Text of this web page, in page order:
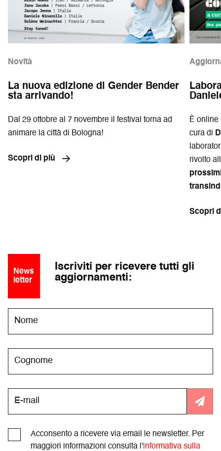
Novità
La nuova edizione di Gender Bender
sta arrivando!
Dal 29 ottobre al 7 novembre il festival torna ad
animare la città di Bologna!
Scopri di più
È
cura di
rivolto
Scopri
News
letter
Iscriviti per ricevere tutti gli
aggiornamenti:
Acconsento a ricevere via email le newsletter. Per
maggiori informazioni consulta l'informativa sulla